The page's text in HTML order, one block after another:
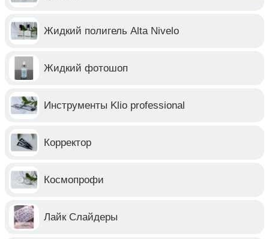
Жидкий полигель Alta Nivelo
Жидкий фотошоп
Инструменты Klio professional
Корректор
Космопрофи
Лайк Слайдеры